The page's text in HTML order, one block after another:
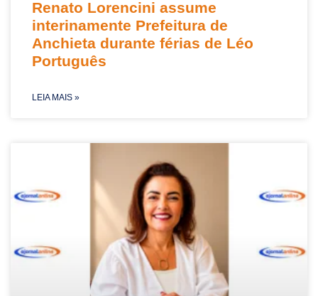
Renato Lorencini assume
interinamente Prefeitura de
Anchieta durante férias de Léo
Português
LEIA MAIS »